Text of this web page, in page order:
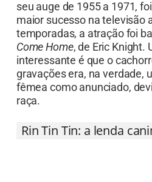
Presente no imaginário
seu auge de 1955 a 1971,
maior sucesso na televisão
temporadas, a atração foi
Come Home, de Eric Knight.
interessante é que o
gravações era, na verdade,
fêmea como anunciado,